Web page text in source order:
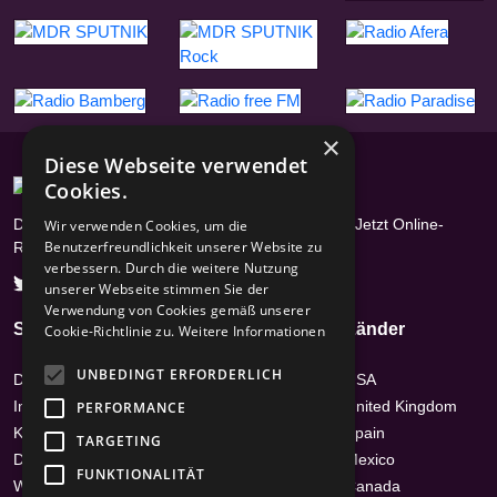
Das Radioportal mit über 17400 Radiosendern - Jetzt Online-
Radios hören
Seiten
Datenschutz
Impressum /
Kontakt
Disclaimer
Werbehinweis
Genres
Hits
News-Talk
Länder
USA
United Kingdom
Spain
Mexico
Canada
×
Diese Webseite verwendet
Cookies.
Wir verwenden Cookies, um die
Benutzerfreundlichkeit unserer Website zu
verbessern. Durch die weitere Nutzung
unserer Webseite stimmen Sie der
Verwendung von Cookies gemäß unserer
Cookie-Richtlinie zu. Weitere Informationen
UNBEDINGT ERFORDERLICH
PERFORMANCE
TARGETING
FUNKTIONALITÄT